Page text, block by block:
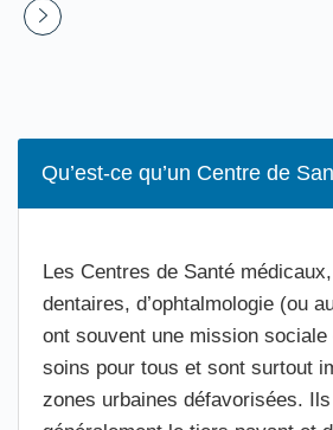
Qu’est-ce qu’un Centre de
Les Centres de Santé
dentaires, d’ophtalmologie (ou
ont souvent une mission sociale
soins pour tous et sont surtout
zones urbaines défavorisées.